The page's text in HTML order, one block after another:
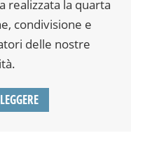
realizzata la quarta
condivisione e
delle nostre